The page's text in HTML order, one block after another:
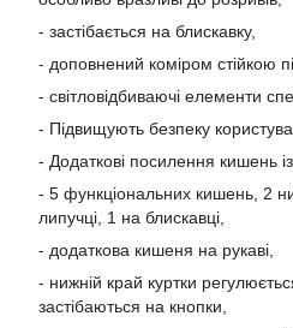
- застібається на блискавку,
- доповнений коміром стійкою
- світловідбиваючі елементи
- Підвищують безпеку
- Додаткові посилення кишень
- 5 функціональних кишень, 2
липучці, 1 на блискавці,
- додаткова кишеня на рукаві,
- нижній край куртки
застібаються на кнопки,